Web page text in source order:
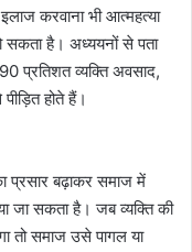
करवाना भी आत्महत्या
सकता है। अध्ययनों से पता
प्रतिशत व्यक्ति अवसाद,
होते हैं।
प्रसार बढ़ाकर समाज में
जा सकता है। जब व्यक्ति की
तो समाज उसे पागल या